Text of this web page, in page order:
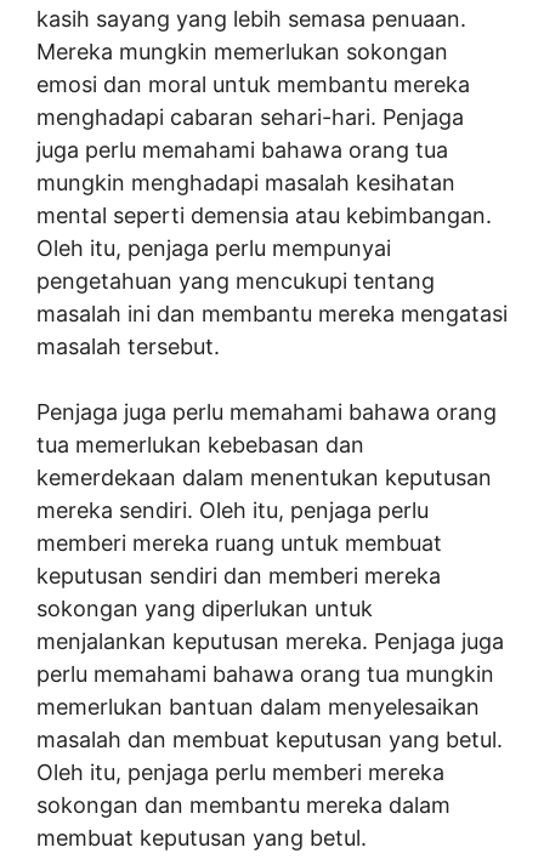
kasih sayang yang lebih semasa penuaan.
Mereka mungkin memerlukan sokongan
emosi dan moral untuk membantu mereka
menghadapi cabaran sehari-hari. Penjaga
juga perlu memahami bahawa orang tua
mungkin menghadapi masalah kesihatan
mental seperti demensia atau kebimbangan.
Oleh itu, penjaga perlu mempunyai
pengetahuan yang mencukupi tentang
masalah ini dan membantu mereka mengatasi
masalah tersebut.
Penjaga juga perlu memahami bahawa orang
tua memerlukan kebebasan dan
kemerdekaan dalam menentukan keputusan
mereka sendiri. Oleh itu, penjaga perlu
memberi mereka ruang untuk membuat
keputusan sendiri dan memberi mereka
sokongan yang diperlukan untuk
menjalankan keputusan mereka. Penjaga juga
perlu memahami bahawa orang tua mungkin
memerlukan bantuan dalam menyelesaikan
masalah dan membuat keputusan yang betul.
Oleh itu, penjaga perlu memberi mereka
sokongan dan membantu mereka dalam
membuat keputusan yang betul.